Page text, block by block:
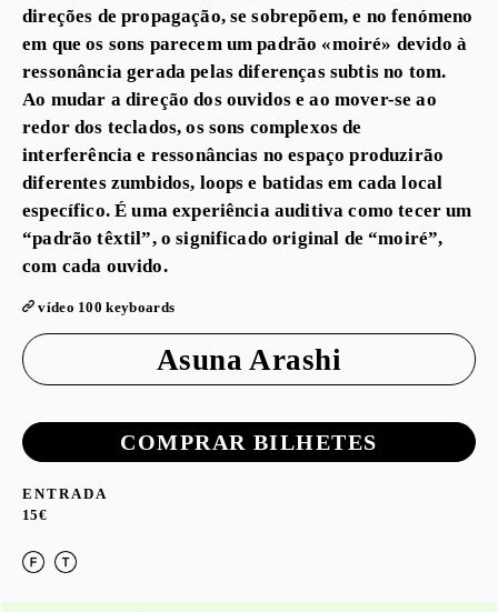
direções de propagação, se sobrepõem, e no fenómeno
em que os sons parecem um padrão «moiré» devido à
ressonância gerada pelas diferenças subtis no tom.
Ao mudar a direção dos ouvidos e ao mover-se ao
redor dos teclados, os sons complexos de
interferência e ressonâncias no espaço produzirão
diferentes zumbidos, loops e batidas em cada local
específico. É uma experiência auditiva como tecer um
“padrão têxtil”, o significado original de “moiré”,
com cada ouvido.
vídeo 100 keyboards
Asuna Arashi
COMPRAR BILHETES
ENTRADA
15€